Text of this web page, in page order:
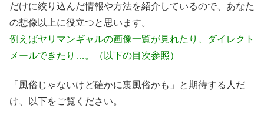
だけに絞り込んだ情報や方法を紹介しているので、あなた
の想像以上に役立つと思います。
例えばヤリマンギャルの画像一覧が見れたり、ダイレクト
メールできたり…。（以下の目次参照）
「風俗じゃないけど確かに裏風俗かも」と期待する人だ
け、以下をご覧ください。